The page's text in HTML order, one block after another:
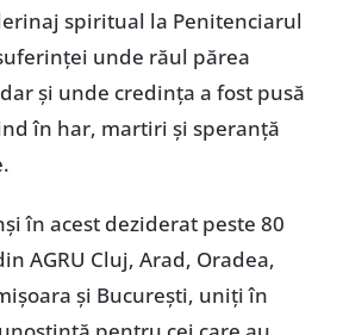
spiritual la Penitenciarul
unde răul părea
și unde credința a fost pusă
în har, martiri și speranță
în acest deziderat peste 80
AGRU Cluj, Arad, Oradea,
și București, uniți în